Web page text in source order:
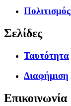
Πολιτισμός
Σελίδες
Ταυτότητα
Διαφήμιση
Επικοινωνία